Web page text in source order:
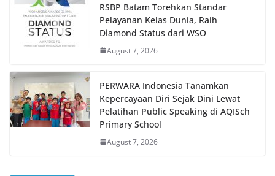
RSBP Batam Torehkan Standar
Pelayanan Kelas Dunia, Raih
Diamond Status dari WSO
August 7, 2026
PERWARA Indonesia Tanamkan
Kepercayaan Diri Sejak Dini Lewat
Pelatihan Public Speaking di AQISch
Primary School
August 7, 2026